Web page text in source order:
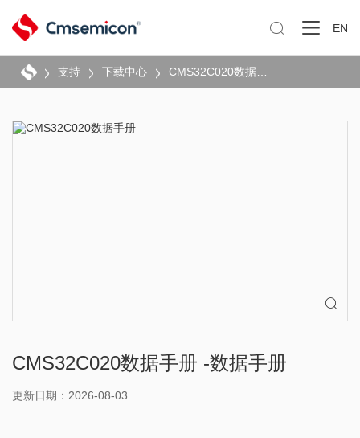
 EN
支持 下载中心

CMS32C020数据手册 -数据手册
更新日期：2026-08-03